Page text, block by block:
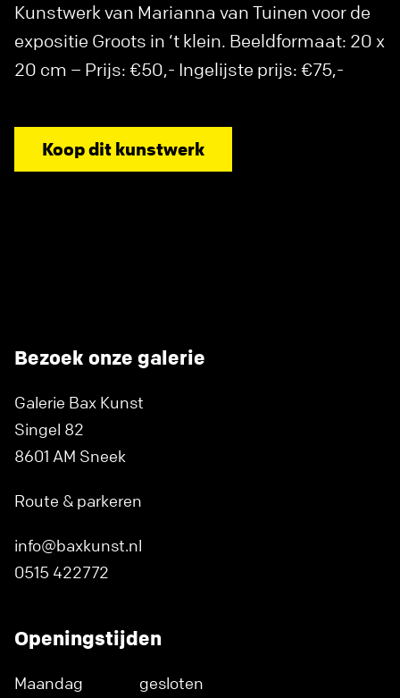
Kunstwerk van Marianna van Tuinen voor de
expositie Groots in ‘t klein. Beeldformaat: 20 x
20 cm – Prijs: €50,- Ingelijste prijs: €75,-
Koop dit kunstwerk
Bezoek onze galerie
Galerie Bax Kunst
Singel 82
8601 AM Sneek
Route & parkeren
info@baxkunst.nl
0515 422772
Openingstijden
Maandag
gesloten